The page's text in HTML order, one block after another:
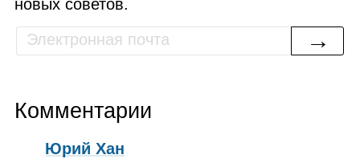
новых советов.
→
Комментарии
Юрий Хан